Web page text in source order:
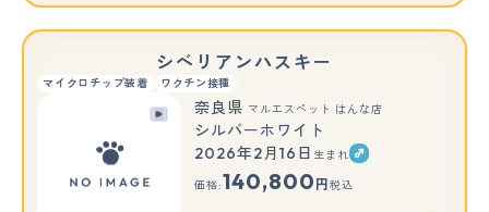
シベリアンハスキー
マイクロチップ装着 ワクチン接種
もっと見る
奈良県 マルエスペット はんな店
シルバーホワイト
2026年2月16日 生まれ
価格:140,800 円 税込